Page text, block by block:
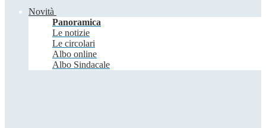
Novità
Panoramica
Le notizie
Le circolari
Albo online
Albo Sindacale